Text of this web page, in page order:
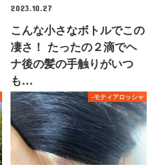
2023.10.27
こんな小さなボトルでこの
凄さ！ たったの２滴でヘ
ナ後の髪の手触りがいつ
も…
-モティアロッシャ